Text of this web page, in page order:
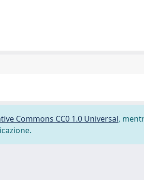
Commons CC0 1.0 Universal,